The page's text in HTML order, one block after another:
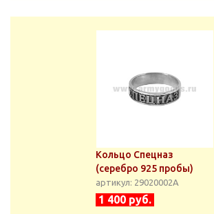
Кольцо Спецназ
(серебро 925 пробы)
артикул: 29020002А
1 400 руб.